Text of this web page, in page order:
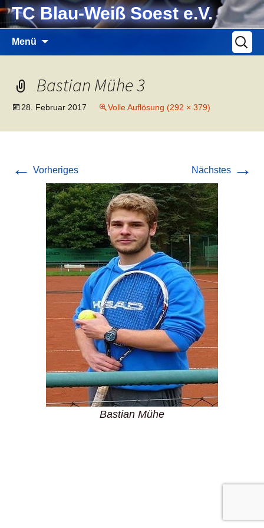
Zum
InhaltTC Blau-Weiß Soest e.V.
Menü
nach:
Bastian Mühe 3
28. Februar 2017 Volle Auflösung (292 × 379)
← Vorheriges Nächstes →
Bastian Mühe